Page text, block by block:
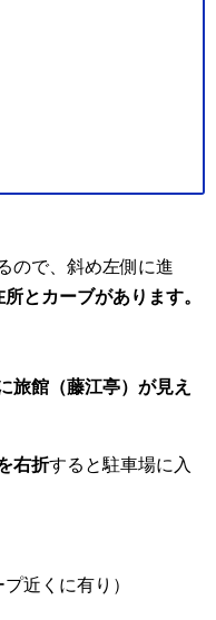
ので、斜め左側に進
とカーブがあります。
旅館（藤江亭）が見え
右折すると駐車場に入
近くに有り）